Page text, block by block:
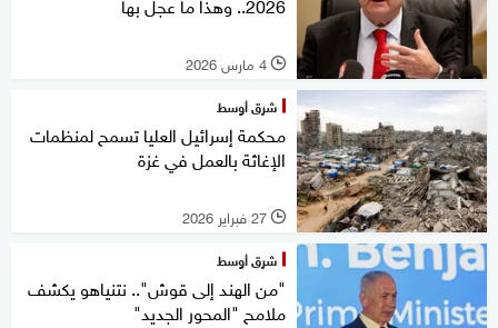
l 4 مارس 2026
شرق أوسط
محكمة إسرائيل العليا تسمح لمنظمات
الإغاثة بالعمل في غزة
l 27 فبراير 2026
شرق أوسط
"من الهند إلى قوش".. نتنياهو يكشف
ملامح "المحور الجديد"